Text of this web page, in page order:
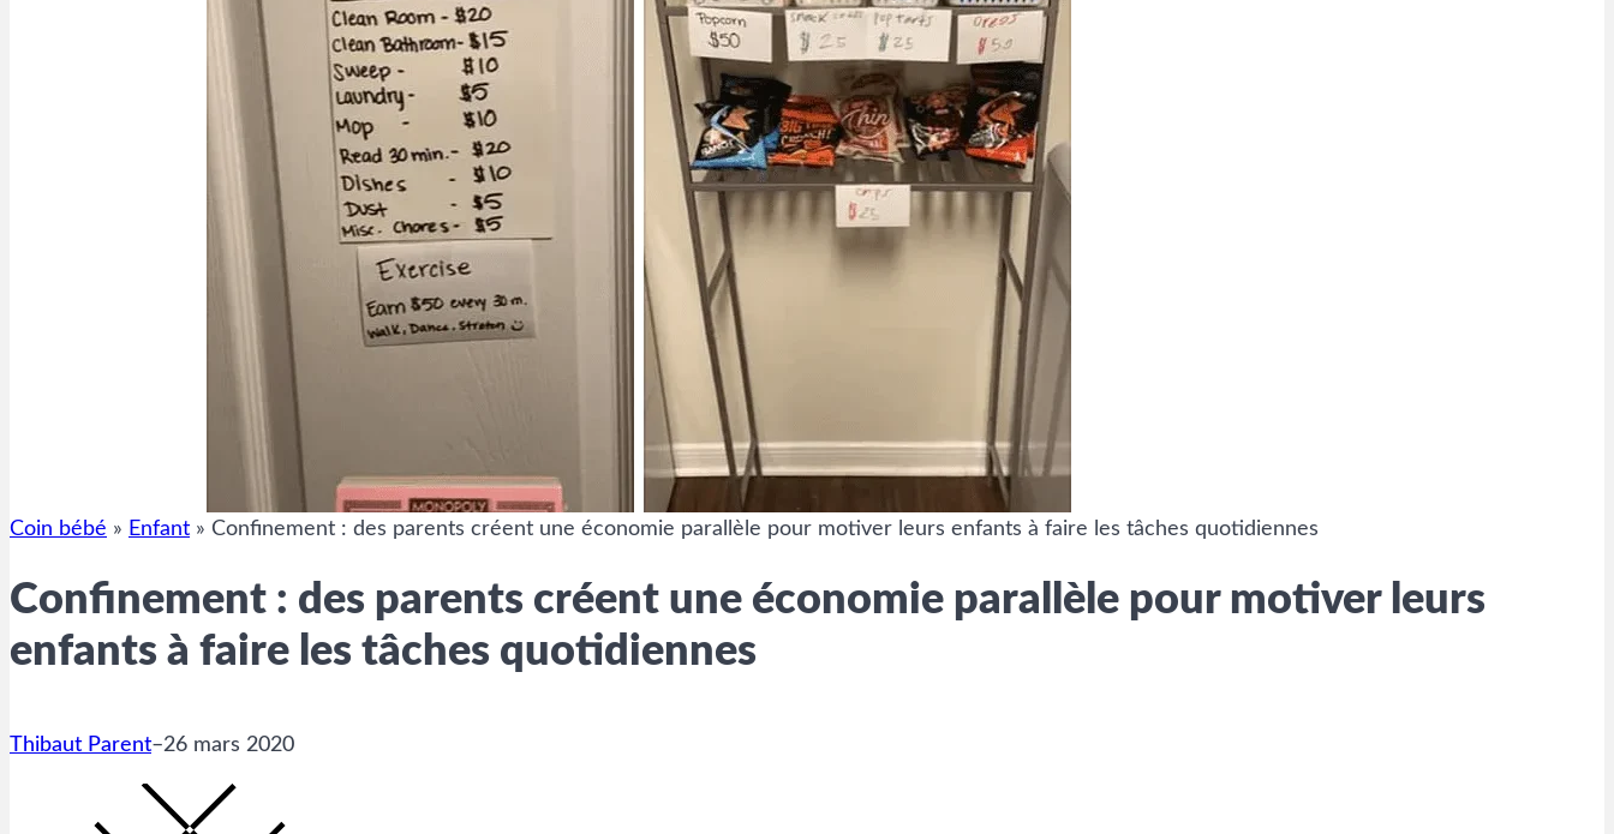
Coin bébé » Enfant » Confinement : des parents créent une économie parallèle pour motiver leurs enfants à faire les tâches quotidiennes
Confinement : des parents créent une économie parallèle pour motiver leurs
enfants à faire les tâches quotidiennes
Thibaut Parent–26 mars 2020